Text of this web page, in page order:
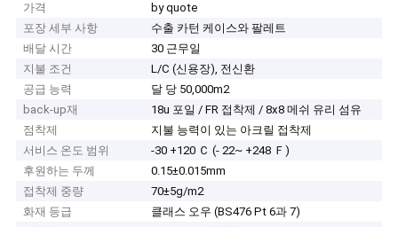
가격
by quote
포장 세부 사항
수출 카턴 케이스와 팔레트
배달 시간
30 근무일
지불 조건
L/C (신용장), 전신환
공급 능력
달 당 50,000m2
back-up재
18u 포일 / FR 접착제 / 8x8 메쉬 유리 섬유
점착제
지불 능력이 있는 아크릴 접착제
서비스 온도 범위
-30 +120 Ｃ (- 22~ +248 Ｆ)
후원하는 두께
0.15±0.015mm
접착제 중량
70±5g/m2
화재 등급
클래스 오우 (BS476 Pt 6과 7)